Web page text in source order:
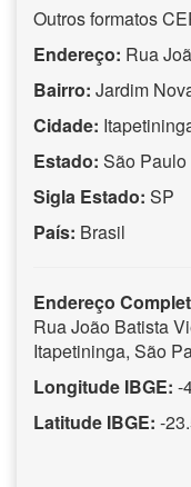
Outros formatos
Endereço: Rua
Bairro: Jardim
Cidade:
Estado: São Paulo
Sigla Estado: SP
País: Brasil
Endereço
Rua João Batista
Itapetininga, São
Longitude IBGE: -
Latitude IBGE: -